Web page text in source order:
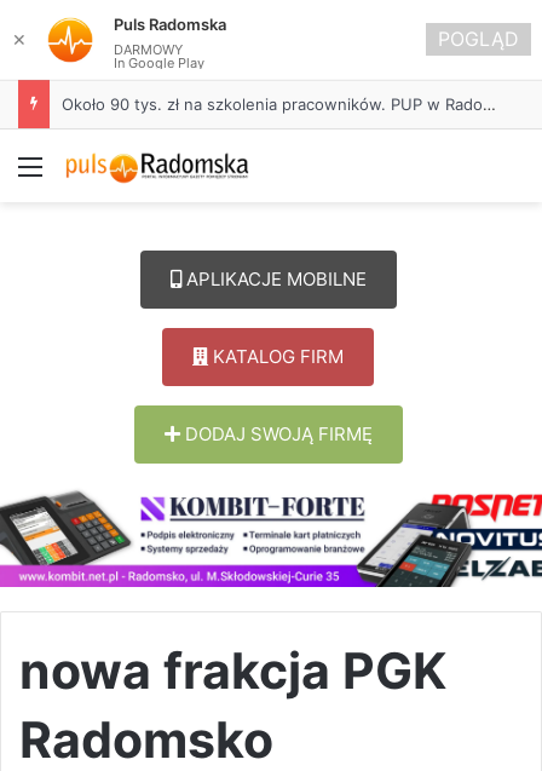
Około 90 tys. zł na szkolenia pracowników. PUP w Radomsku ogłasza nabór wniosków
Menu
APLIKACJE MOBILNE
KATALOG FIRM
DODAJ SWOJĄ FIRMĘ
nowa frakcja PGK
Radomsko
✕
Puls Radomska
DARMOWY
In Google Play
POGLĄD